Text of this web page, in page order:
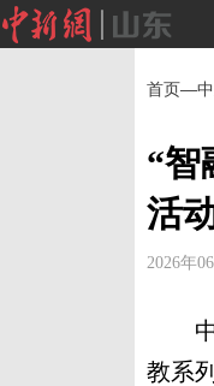
首页—
“智
活
2026年
中
教系